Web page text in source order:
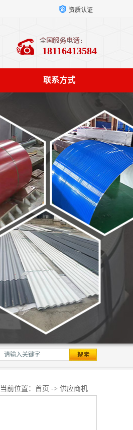
资质认证
18116413584
联系方式
当前位置： 首页 -> 供应商机